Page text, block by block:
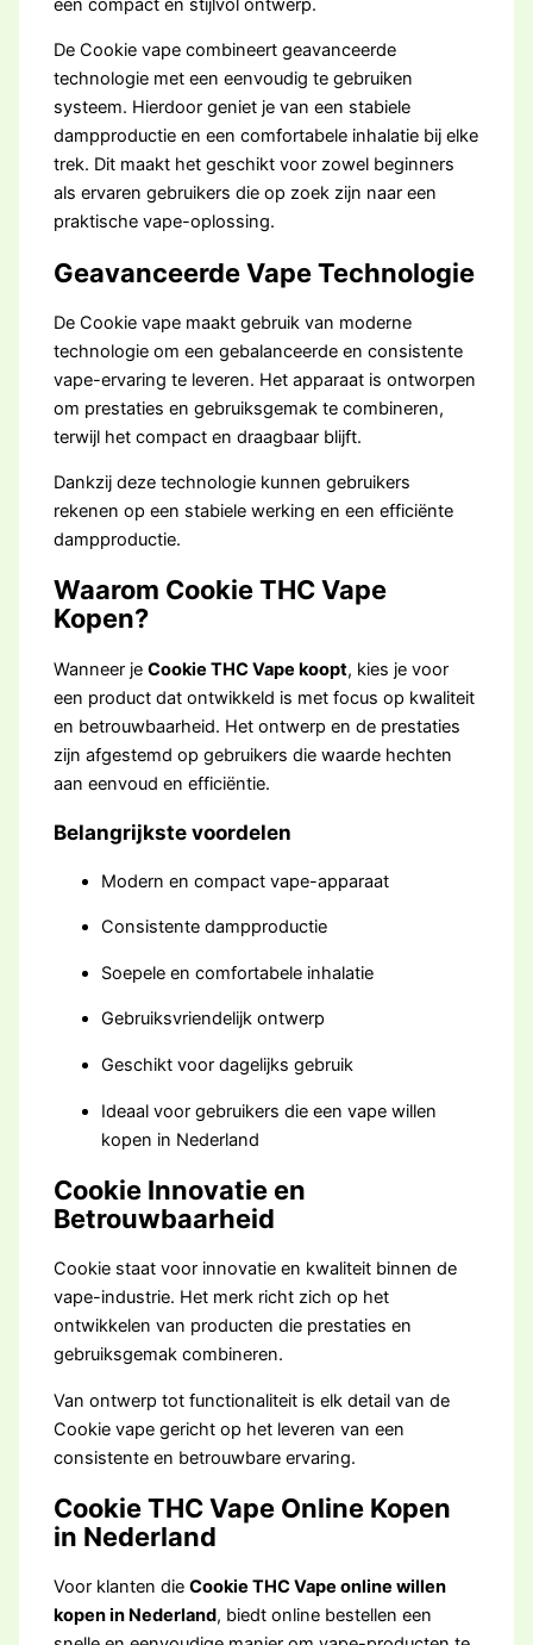
een compact en stijlvol ontwerp.
De Cookie vape combineert geavanceerde
technologie met een eenvoudig te gebruiken
systeem. Hierdoor geniet je van een stabiele
dampproductie en een comfortabele inhalatie bij elke
trek. Dit maakt het geschikt voor zowel beginners
als ervaren gebruikers die op zoek zijn naar een
praktische vape-oplossing.
Geavanceerde Vape Technologie
De Cookie vape maakt gebruik van moderne
technologie om een gebalanceerde en consistente
vape-ervaring te leveren. Het apparaat is ontworpen
om prestaties en gebruiksgemak te combineren,
terwijl het compact en draagbaar blijft.
Dankzij deze technologie kunnen gebruikers
rekenen op een stabiele werking en een efficiënte
dampproductie.
Waarom Cookie THC Vape
Kopen?
Wanneer jeCookie THC Vape koopt, kies je voor
een product dat ontwikkeld is met focus op kwaliteit
en betrouwbaarheid. Het ontwerp en de prestaties
zijn afgestemd op gebruikers die waarde hechten
aan eenvoud en efficiëntie.
Belangrijkste voordelen
Modern en compact vape-apparaat
Consistente dampproductie
Soepele en comfortabele inhalatie
Gebruiksvriendelijk ontwerp
Geschikt voor dagelijks gebruik
Ideaal voor gebruikers die een vape willen
kopen in Nederland
Cookie Innovatie en
Betrouwbaarheid
Cookie staat voor innovatie en kwaliteit binnen de
vape-industrie. Het merk richt zich op het
ontwikkelen van producten die prestaties en
gebruiksgemak combineren.
Van ontwerp tot functionaliteit is elk detail van de
Cookie vape gericht op het leveren van een
consistente en betrouwbare ervaring.
Cookie THC Vape Online Kopen
in Nederland
Voor klanten dieCookie THC Vape online willen
kopen in Nederland, biedt online bestellen een